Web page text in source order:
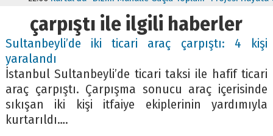
çarpıştı ile ilgili haberler
Sultanbeyli’de iki ticari araç çarpıştı: 4 kişi
yaralandı
İstanbul Sultanbeyli’de ticari taksi ile hafif ticari
araç çarpıştı. Çarpışma sonucu araç içerisinde
sıkışan iki kişi itfaiye ekiplerinin yardımıyla
kurtarıldı….